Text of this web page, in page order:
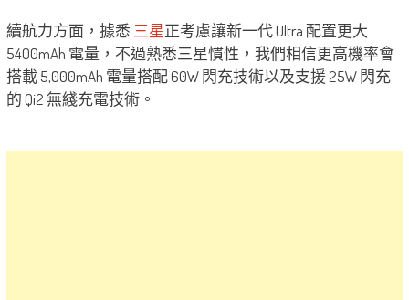
續航力方面，據悉 三星正考慮讓新一代 Ultra 配置更大
5400mAh 電量，不過熟悉三星慣性，我們相信更高機率會
搭載 5,000mAh 電量搭配 60W 閃充技術以及支援 25W 閃充
的 Qi2 無綫充電技術。